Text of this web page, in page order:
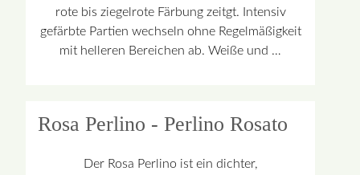
rote bis ziegelrote Färbung zeitgt. Intensiv
gefärbte Partien wechseln ohne Regelmäßigkeit
mit helleren Bereichen ab. Weiße und …
Rosa Perlino - Perlino Rosato
Der Rosa Perlino ist ein dichter,